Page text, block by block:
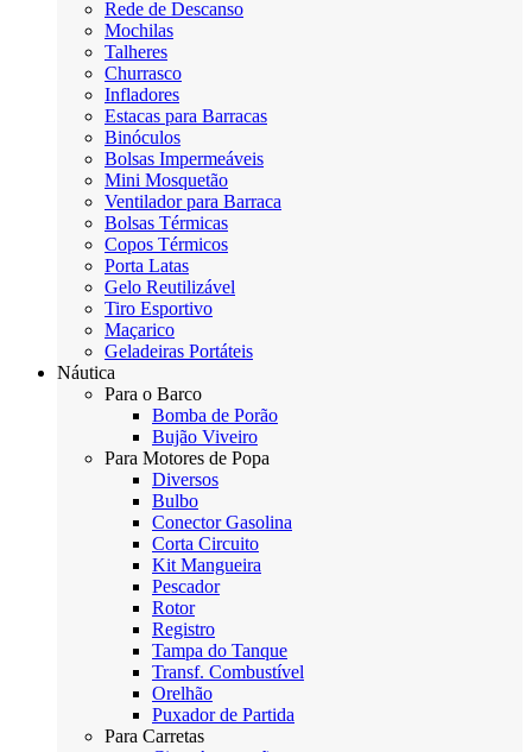
Rede de Descanso
Mochilas
Talheres
Churrasco
Infladores
Estacas para Barracas
Binóculos
Bolsas Impermeáveis
Mini Mosquetão
Ventilador para Barraca
Bolsas Térmicas
Copos Térmicos
Porta Latas
Gelo Reutilizável
Tiro Esportivo
Maçarico
Geladeiras Portáteis
Náutica
Para o Barco
Bomba de Porão
Bujão Viveiro
Para Motores de Popa
Diversos
Bulbo
Conector Gasolina
Corta Circuito
Kit Mangueira
Pescador
Rotor
Registro
Tampa do Tanque
Transf. Combustível
Orelhão
Puxador de Partida
Para Carretas